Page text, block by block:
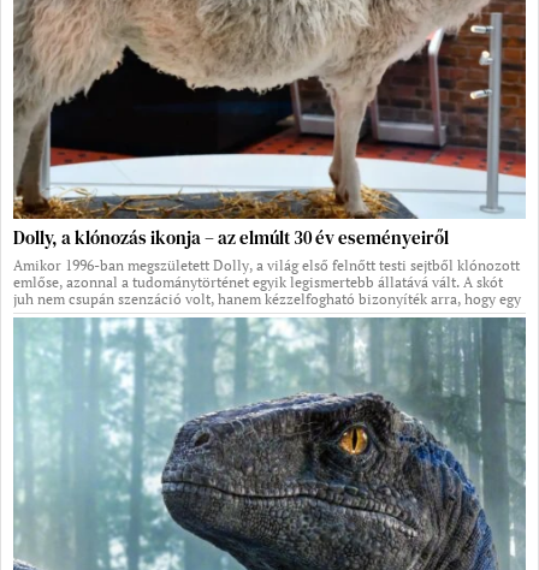
Dolly, a klónozás ikonja – az elmúlt 30 év eseményeiről
Amikor 1996-ban megszületett Dolly, a világ első felnőtt testi sejtből klónozott
emlőse, azonnal a tudománytörténet egyik legismertebb állatává vált. A skót
juh nem csupán szenzáció volt, hanem kézzelfogható bizonyíték arra, hogy egy